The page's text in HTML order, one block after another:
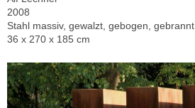
2008
Stahl massiv, gewalzt, gebogen, gebrannt
36 x 270 x 185 cm